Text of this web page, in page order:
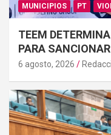
MUNICIPIOS
PT
TEEM
PARA
6 agosto, 2026